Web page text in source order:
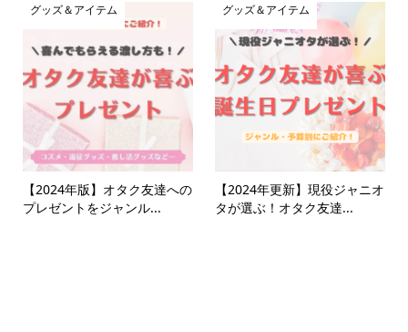
グッズ＆アイテム
【2024年版】オタク友達への
プレゼントをジャンル...
グッズ＆アイテム
【2024年更新】現役ジャニオ
タが選ぶ！オタク友達...